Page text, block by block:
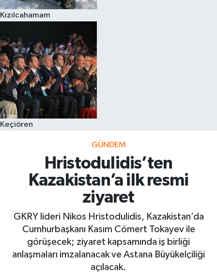
Kızılcahamam
Keçiören
GÜNDEM
Hristodulidis’ten
Kazakistan’a ilk resmi
ziyaret
GKRY lideri Nikos Hristodulidis, Kazakistan’da
Cumhurbaşkanı Kasım Cömert Tokayev ile
görüşecek; ziyaret kapsamında iş birliği
anlaşmaları imzalanacak ve Astana Büyükelçiliği
açılacak.